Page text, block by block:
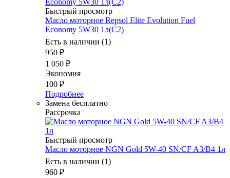
Быстрый просмотр
Масло моторное Repsol Elite Evolution Fuel
Economy 5W30 1л(C2)
Есть в наличии (1)
950 ₽
1 050 ₽
Экономия
100 ₽
Подробнее
Замена бесплатно
Рассрочка
Быстрый просмотр
Масло мотоpное NGN Gold 5W-40 SN/CF A3/B4 1л
Есть в наличии (1)
960 ₽